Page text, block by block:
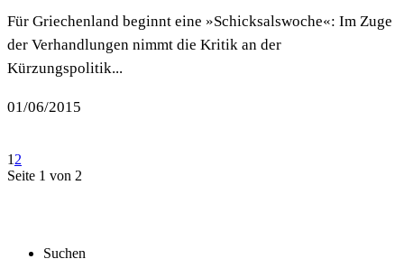
Für Griechenland beginnt eine »Schicksalswoche«: Im Zuge
der Verhandlungen nimmt die Kritik an der
Kürzungspolitik...
01/06/2015
1 2
Seite 1 von 2
Suchen